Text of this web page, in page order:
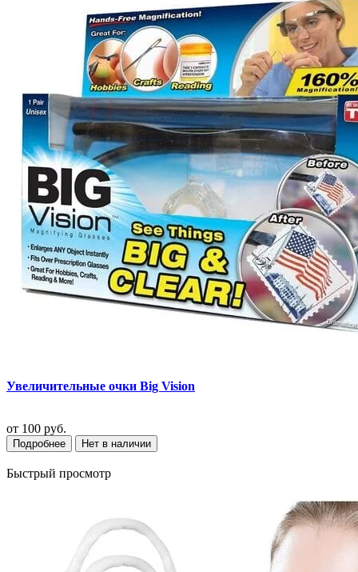
Увеличительные очки Big Vision
от 100 руб.
Подробнее Нет в наличии
Быстрый просмотр